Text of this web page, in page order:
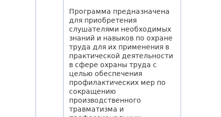
Программа предназначена
для приобретения
слушателями необходимых
знаний и навыков по охране
труда для их применения в
практической деятельности
в сфере охраны труда с
целью обеспечения
профилактических мер по
сокращению
производственного
травматизма и